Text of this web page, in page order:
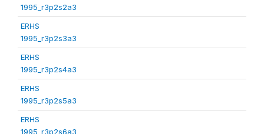
1995_r3p2s2a3
ERHS
1995_r3p2s3a3
ERHS
1995_r3p2s4a3
ERHS
1995_r3p2s5a3
ERHS
1995_r3p2s6a3